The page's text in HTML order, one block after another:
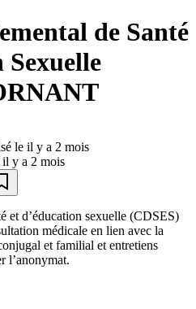
de Santé
Sexuelle
le il y a 2 mois
y a 2 mois
et d’éducation sexuelle (CDSES)
médicale en lien avec la
et familial et entretiens
l’anonymat.